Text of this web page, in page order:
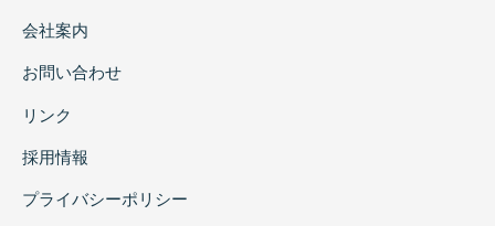
会社案内
お問い合わせ
リンク
採用情報
プライバシーポリシー